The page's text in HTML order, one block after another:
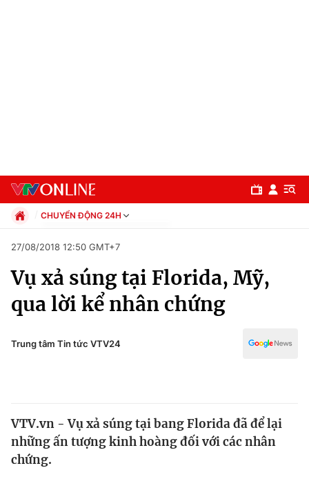
Chuyên mục
Chính trị
Xã hội
Y tế
CHUYỂN ĐỘNG 24H
Xã hội
Pháp luật
Thể thao
Văn hóa - Giải trí
Giáo dục
27/08/2018 12:50 GMT+7
Vụ xả súng tại Florida, Mỹ,
qua lời kể nhân chứng
Trung tâm Tin tức VTV24
VTV.vn - Vụ xả súng tại bang Florida đã để lại
những ấn tượng kinh hoàng đối với các nhân
chứng.